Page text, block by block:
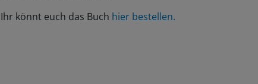
Ihr könnt euch das Buch hier bestellen.